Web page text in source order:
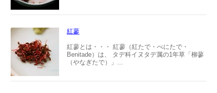
紅蓼
紅蓼とは・・・ 紅蓼（紅たで・べにたで・
Benitade）は、 タデ科イヌタデ属の1年草「柳蓼
（やなぎたで）」...